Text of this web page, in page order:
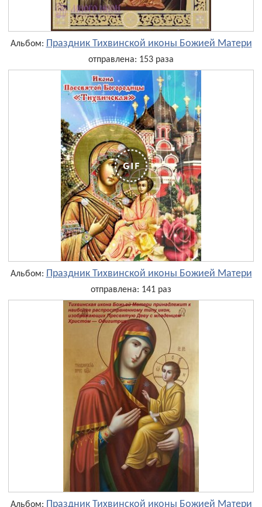
Альбом: Праздник Тихвинской иконы Божией Матери
отправлена: 153 раза
Альбом: Праздник Тихвинской иконы Божией Матери
отправлена: 141 раз
Альбом: Праздник Тихвинской иконы Божией Матери